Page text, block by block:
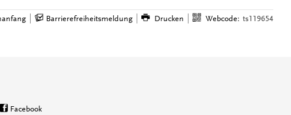
Barrierefreiheitsmeldung Drucken Webcode: ts119654
Facebook